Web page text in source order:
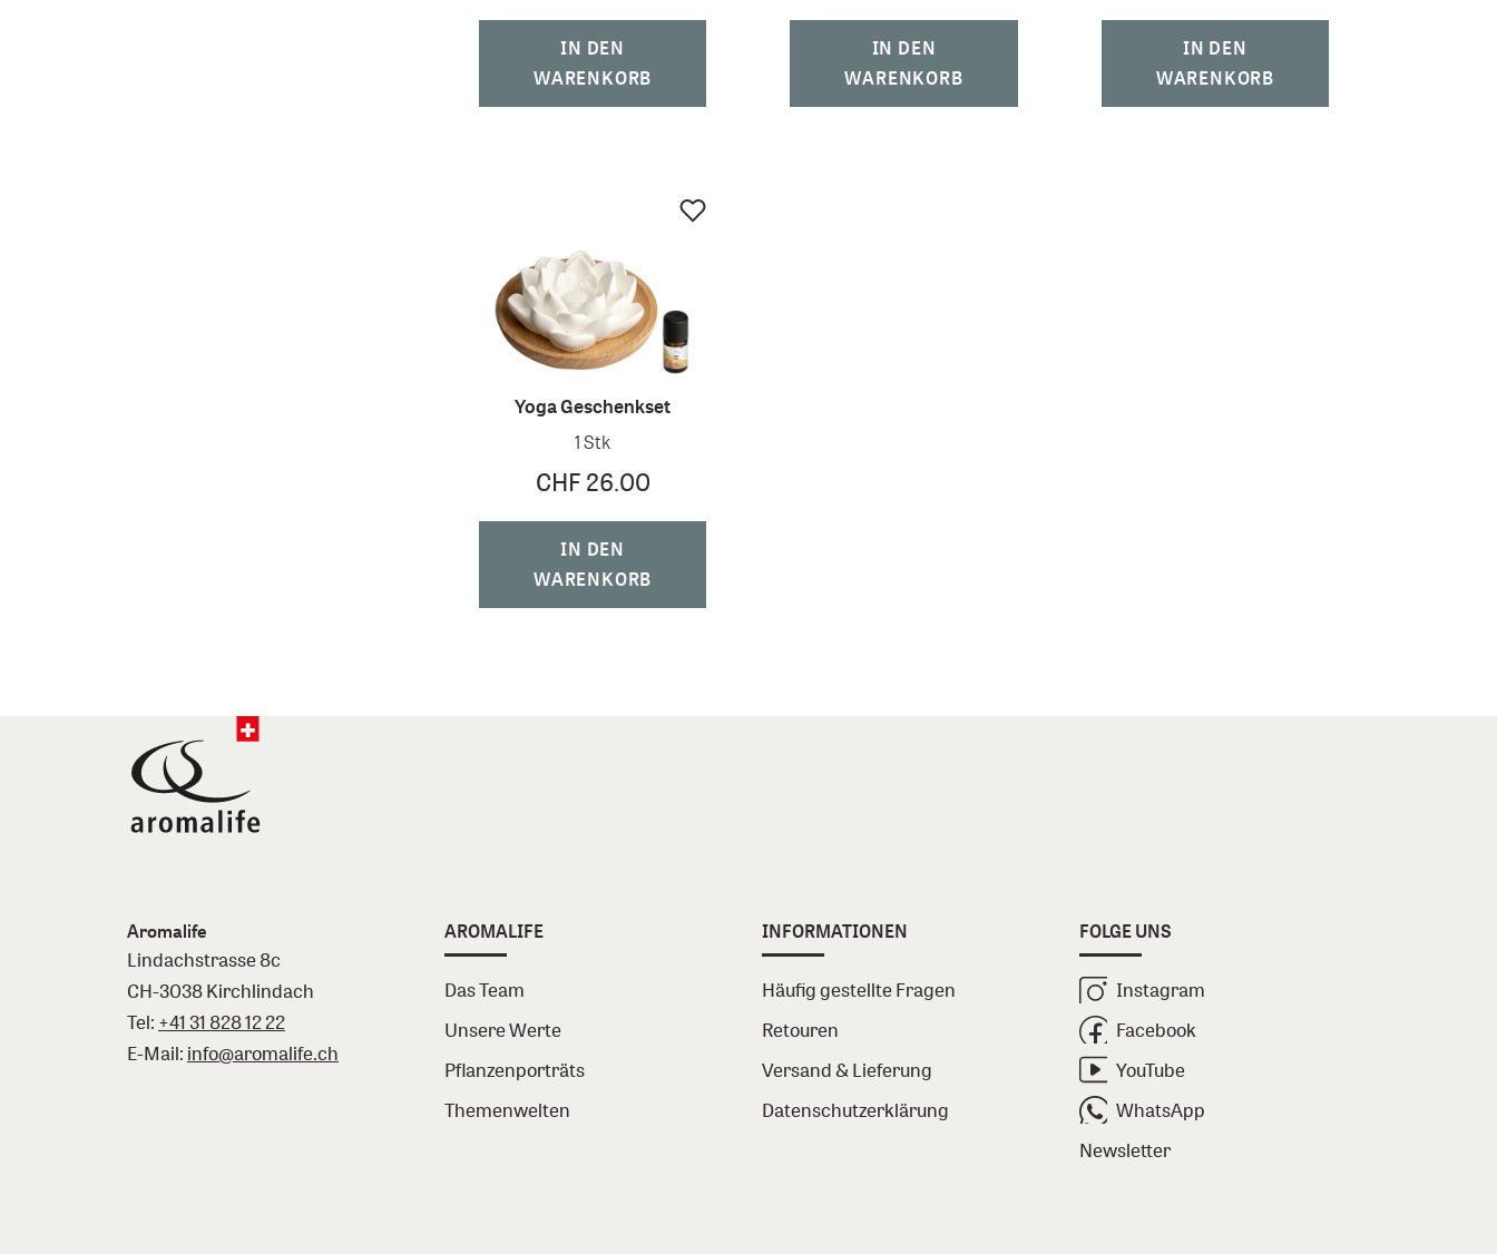
IN DEN
WARENKORB
IN DEN
WARENKORB
IN DEN
WARENKORB
Yoga Geschenkset
1 Stk
CHF 26.00
IN DEN
WARENKORB
Aromalife
Lindachstrasse 8c
CH-3038 Kirchlindach
Tel: +41 31 828 12 22
E-Mail: info@aromalife.ch
AROMALIFE
Das Team
Unsere Werte
Pflanzenporträts
Themenwelten
INFORMATIONEN
Häufig gestellte Fragen
Retouren
Versand & Lieferung
Datenschutzerklärung
FOLGE UNS
Instagram
Facebook
YouTube
WhatsApp
Newsletter